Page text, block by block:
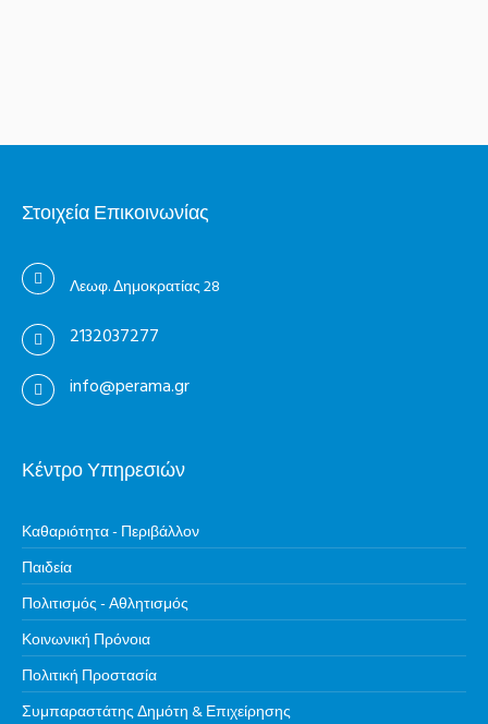
Στοιχεία Επικοινωνίας
Λεωφ. Δημοκρατίας 28
2132037277
info@perama.gr
Κέντρο Υπηρεσιών
Καθαριότητα - Περιβάλλον
Παιδεία
Πολιτισμός - Αθλητισμός
Κοινωνική Πρόνοια
Πολιτική Προστασία
Συμπαραστάτης Δημότη & Επιχείρησης